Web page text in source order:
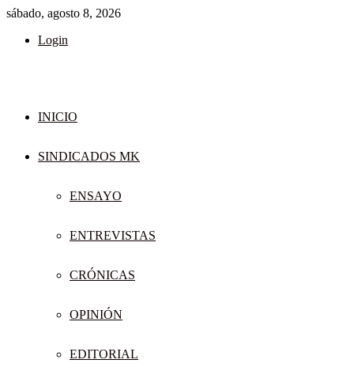
sábado, agosto 8, 2026
Login
INICIO
SINDICADOS MK
ENSAYO
ENTREVISTAS
CRÓNICAS
OPINIÓN
EDITORIAL